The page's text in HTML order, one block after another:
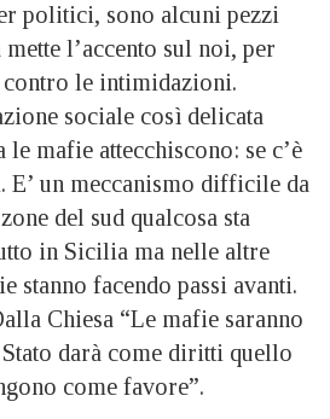
politici, sono alcuni pezzi
l’accento sul noi, per
le intimidazioni.
sociale così delicata
mafie attecchiscono: se c’è
E’ un meccanismo difficile da
del sud qualcosa sta
in Sicilia ma nelle altre
stanno facendo passi avanti.
Chiesa “Le mafie saranno
darà come diritti quello
come favore”.